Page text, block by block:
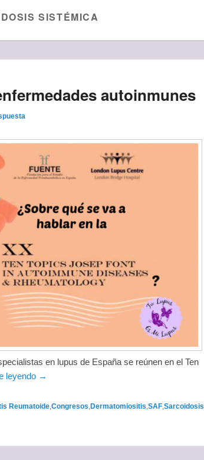
SISTÉMICA
autoinmunes
en lupus de España se reúnen en el Ten
leyendo →
Reumatoide Congresos Dermatomiositis SAF Sarcoidosis